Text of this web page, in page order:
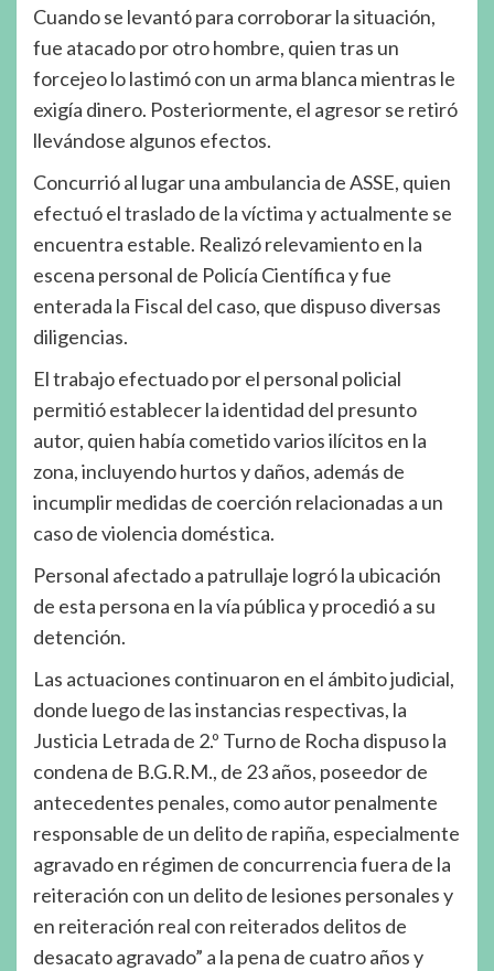
Cuando se levantó para corroborar la situación,
fue atacado por otro hombre, quien tras un
forcejeo lo lastimó con un arma blanca mientras le
exigía dinero. Posteriormente, el agresor se retiró
llevándose algunos efectos.
Concurrió al lugar una ambulancia de ASSE, quien
efectuó el traslado de la víctima y actualmente se
encuentra estable. Realizó relevamiento en la
escena personal de Policía Científica y fue
enterada la Fiscal del caso, que dispuso diversas
diligencias.
El trabajo efectuado por el personal policial
permitió establecer la identidad del presunto
autor, quien había cometido varios ilícitos en la
zona, incluyendo hurtos y daños, además de
incumplir medidas de coerción relacionadas a un
caso de violencia doméstica.
Personal afectado a patrullaje logró la ubicación
de esta persona en la vía pública y procedió a su
detención.
Las actuaciones continuaron en el ámbito judicial,
donde luego de las instancias respectivas, la
Justicia Letrada de 2.º Turno de Rocha dispuso la
condena de B.G.R.M., de 23 años, poseedor de
antecedentes penales, como autor penalmente
responsable de un delito de rapiña, especialmente
agravado en régimen de concurrencia fuera de la
reiteración con un delito de lesiones personales y
en reiteración real con reiterados delitos de
desacato agravado” a la pena de cuatro años y